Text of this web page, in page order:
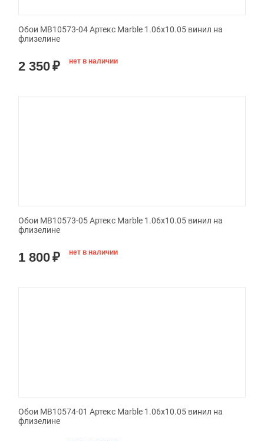
Обои MB10573-04 Артекс Marble 1.06x10.05 винил на
флизелине
2 350₽ нет в наличии
Обои MB10573-05 Артекс Marble 1.06x10.05 винил на
флизелине
1 800₽ нет в наличии
Обои MB10574-01 Артекс Marble 1.06x10.05 винил на
флизелине